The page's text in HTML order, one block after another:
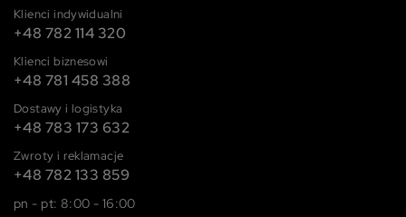
Klienci indywidualni
+48 782 114 320
Klienci biznesowi
+48 781 458 388
Dostawy i logistyka
+48 783 173 632
Zwroty i reklamacje
+48 782 133 859
pn - pt: 8:00 - 16:00